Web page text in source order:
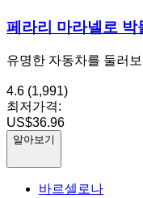
페라리 마라넬로 박
유명한 자동차를 둘러
4.6 (1,991)
최저가격:
US$36.96
알아보기
바르셀로나